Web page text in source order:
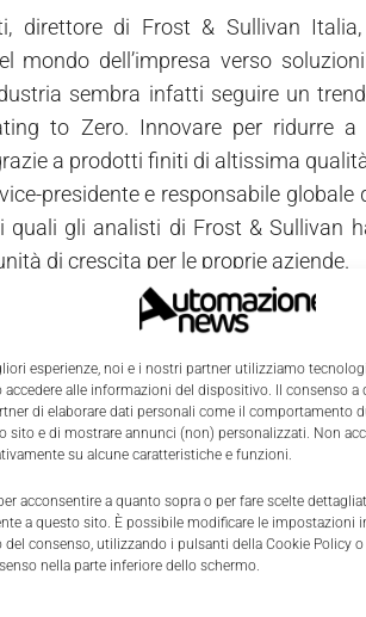
esperienze, noi e i nostri partner utilizziamo
alle informazioni del dispositivo. Il consenso a
di elaborare dati personali come il comportamento
sito e di mostrare annunci (non) personalizzati. Non
su alcune caratteristiche e funzioni.
acconsentire a quanto sopra o per fare scelte
a questo sito. È possibile modificare le impostazioni
consenso, utilizzando i pulsanti della Cookie Policy
nella parte inferiore dello schermo.
direttore di Frost & Sullivan
mondo dell’impresa verso
sembra infatti seguire un
to Zero. Innovare per ridurre
a prodotti finiti di altissima
presidente e responsabile
quali gli analisti di Frost & Sullivan
di crescita per le proprie aziende.
sul tema sarà trattato sul